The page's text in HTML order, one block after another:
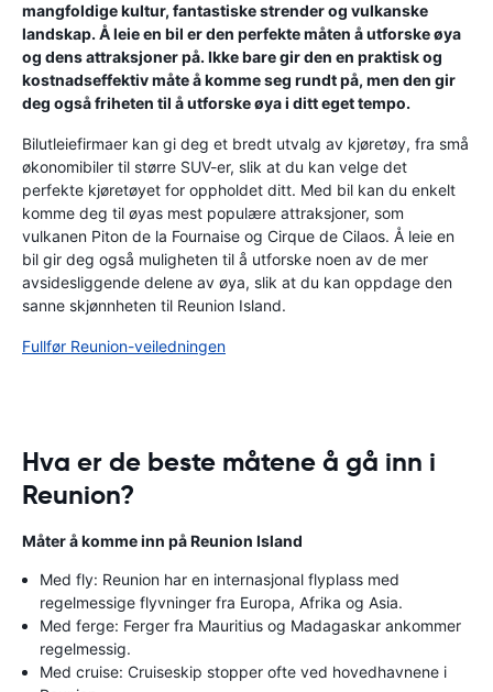
mangfoldige kultur, fantastiske strender og vulkanske
landskap. Å leie en bil er den perfekte måten å utforske øya
og dens attraksjoner på. Ikke bare gir den en praktisk og
kostnadseffektiv måte å komme seg rundt på, men den gir
deg også friheten til å utforske øya i ditt eget tempo.
Bilutleiefirmaer kan gi deg et bredt utvalg av kjøretøy, fra små
økonomibiler til større SUV-er, slik at du kan velge det
perfekte kjøretøyet for oppholdet ditt. Med bil kan du enkelt
komme deg til øyas mest populære attraksjoner, som
vulkanen Piton de la Fournaise og Cirque de Cilaos. Å leie en
bil gir deg også muligheten til å utforske noen av de mer
avsidesliggende delene av øya, slik at du kan oppdage den
sanne skjønnheten til Reunion Island.
Fullfør Reunion-veiledningen
Hva er de beste måtene å gå inn i
Reunion?
Måter å komme inn på Reunion Island
Med fly: Reunion har en internasjonal flyplass med
regelmessige flyvninger fra Europa, Afrika og Asia.
Med ferge: Ferger fra Mauritius og Madagaskar ankommer
regelmessig.
Med cruise: Cruiseskip stopper ofte ved hovedhavnene i